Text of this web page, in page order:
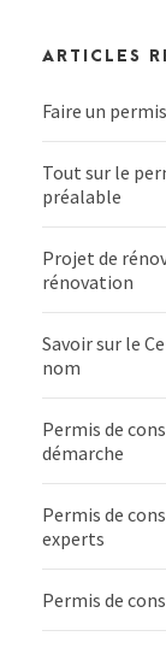
ARTICLES
Faire un
Tout sur le
préalable
Projet de
rénovation
Savoir sur le
nom
Permis de
démarche
Permis de
experts
Permis de